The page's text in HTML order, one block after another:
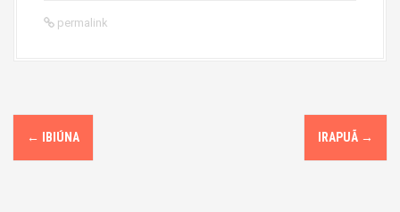
permalink
P
o
← IBIÚNA IRAPUÃ →